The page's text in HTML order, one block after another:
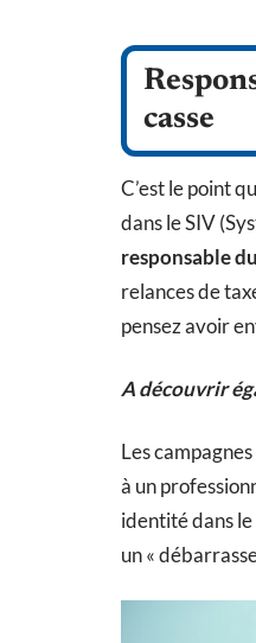
casse
C’est le point
dans le SIV
responsable
relances de
pensez avoir
A découvrir
Les
à un
identité dans
un «